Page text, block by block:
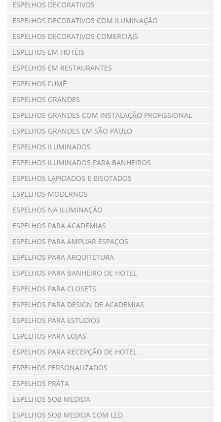
ESPELHOS DECORATIVOS
ESPELHOS DECORATIVOS COM ILUMINAÇÃO
ESPELHOS DECORATIVOS COMERCIAIS
ESPELHOS EM HOTÉIS
ESPELHOS EM RESTAURANTES
ESPELHOS FUMÊ
ESPELHOS GRANDES
ESPELHOS GRANDES COM INSTALAÇÃO PROFISSIONAL
ESPELHOS GRANDES EM SÃO PAULO
ESPELHOS ILUMINADOS
ESPELHOS ILUMINADOS PARA BANHEIROS
ESPELHOS LAPIDADOS E BISOTADOS
ESPELHOS MODERNOS
ESPELHOS NA ILUMINAÇÃO
ESPELHOS PARA ACADEMIAS
ESPELHOS PARA AMPLIAR ESPAÇOS
ESPELHOS PARA ARQUITETURA
ESPELHOS PARA BANHEIRO DE HOTEL
ESPELHOS PARA CLOSETS
ESPELHOS PARA DESIGN DE ACADEMIAS
ESPELHOS PARA ESTÚDIOS
ESPELHOS PARA LOJAS
ESPELHOS PARA RECEPÇÃO DE HOTEL
ESPELHOS PERSONALIZADOS
ESPELHOS PRATA
ESPELHOS SOB MEDIDA
ESPELHOS SOB MEDIDA COM LED